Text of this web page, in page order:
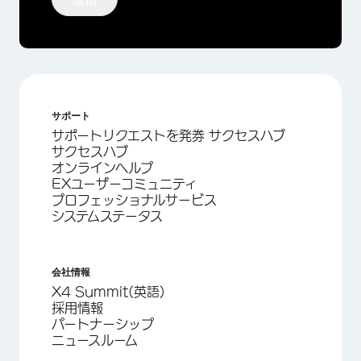
サポート
サポートリクエストを発券 サクセスハブ
サクセスハブ
オンラインヘルプ
EXユーザーコミュニティ
プロフェッショナルサービス
システムステータス
会社情報
X4 Summit(英語)
採用情報
パートナーシップ
ニュースルーム